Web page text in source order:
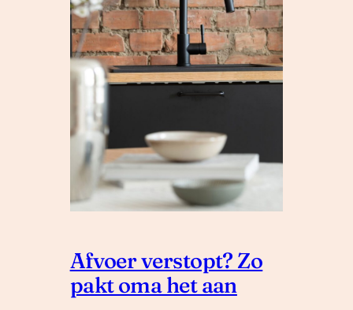
Afvoer verstopt? Zo
pakt oma het aan